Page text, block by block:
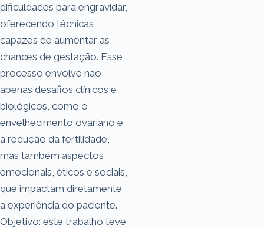
dificuldades para engravidar,
oferecendo técnicas
capazes de aumentar as
chances de gestação. Esse
processo envolve não
apenas desafios clínicos e
biológicos, como o
envelhecimento ovariano e
a redução da fertilidade,
mas também aspectos
emocionais, éticos e sociais,
que impactam diretamente
a experiência do paciente.
Objetivo: este trabalho teve